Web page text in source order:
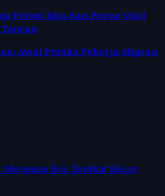
Pelaut Kita dan Peran Vital
Taiwan
Awal Petaka Pekerja Migran
Mengapa Bos Sindikat Belum